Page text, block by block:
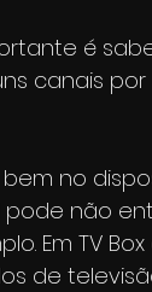
é
canais por
no
não
Em TV
de